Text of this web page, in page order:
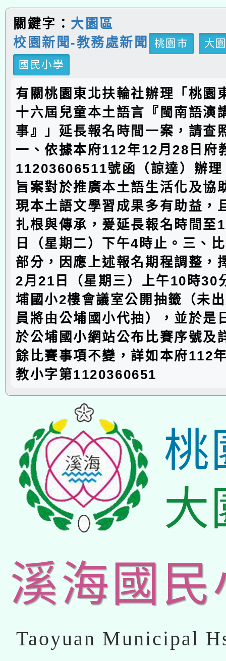
關鍵字： 大園區
校園新聞-教務處新聞
桃園市
大
國民小學
有關桃園東北扶輪社辦理「桃園
十六屆兒童本土語言『閩南語演
事』」延長報名時間一案，請查
一、依據本府112年12月28日府
11203606511號函（諒達）辦
旨案對於推廣本土語生活化及協
現本土語文學習成果多有助益，
扎根與傳承，爰延長報名時間至
日（星期二）下午4時止。三、
部分，因應上述報名期程調整，
2月21日（星期三）上午10時30
埔國小2樓會議室公開抽籤（未
員將由公埔國小代抽），並於是
於公埔國小網站公布比賽序號及
餘比賽事項不變，詳如本府112
教小字第1120360651
桃
大
溪海國民
Taoyuan Municipal